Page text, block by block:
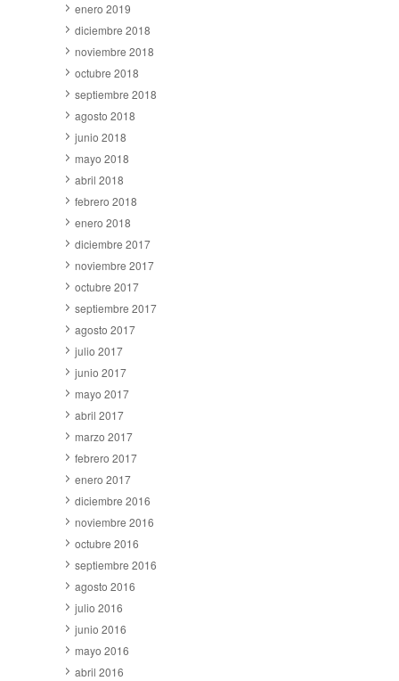
enero 2019
diciembre 2018
noviembre 2018
octubre 2018
septiembre 2018
agosto 2018
junio 2018
mayo 2018
abril 2018
febrero 2018
enero 2018
diciembre 2017
noviembre 2017
octubre 2017
septiembre 2017
agosto 2017
julio 2017
junio 2017
mayo 2017
abril 2017
marzo 2017
febrero 2017
enero 2017
diciembre 2016
noviembre 2016
octubre 2016
septiembre 2016
agosto 2016
julio 2016
junio 2016
mayo 2016
abril 2016